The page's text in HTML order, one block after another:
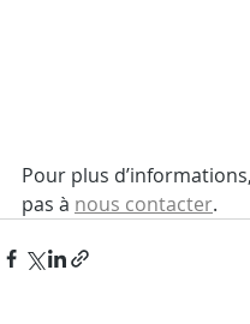
Pour plus
pas à nous contacter.